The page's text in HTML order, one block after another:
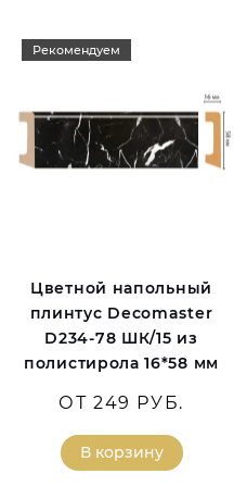
Рекомендуем
Цветной напольный
плинтус Decomaster
D234-78 ШК/15 из
полистирола 16*58 мм
ОТ 249 РУБ.
В корзину